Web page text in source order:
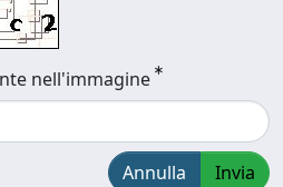
nell'immagine
Annulla Invia